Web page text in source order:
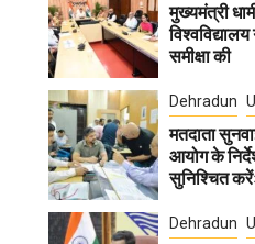
मुख्यमंत्री
विश्वविद्यालय
समीक्षा की
Dehradun
मतदाता
आयोग के
सुनिश्चित
Dehradun